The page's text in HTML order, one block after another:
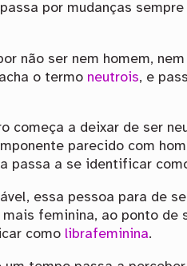
por mudanças
não ser nem homem,
o termo neutrois, e
começa a deixar de ser
parecido com
passa a se identificar
essa pessoa para de
feminina, ao ponto
como librafeminina.